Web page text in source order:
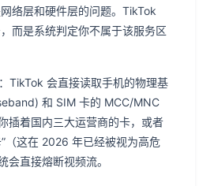
络层和硬件层的问题。TikTok
而是系统判定你不属于该服务区
：TikTok 会直接读取手机的物理基
和 SIM 卡的 MCC/MNC
插着国内三大运营商的卡，或者
（这在 2026 年已经被视为高危
会直接熔断视频流。